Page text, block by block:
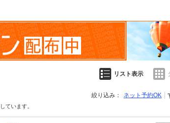
リスト表示
絞り込み： ネット予約OK
ています。